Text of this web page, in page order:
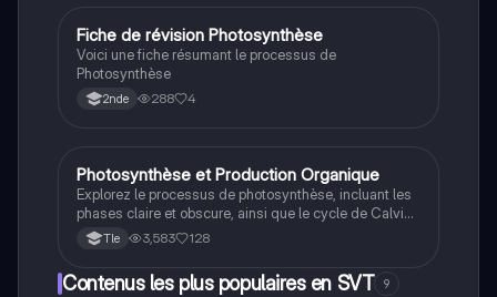
SVT
Fiche de révision Photosynthèse
Voici une fiche résumant le processus de
Photosynthèse
2nde 288 4
SVT
Photosynthèse et Production Organique
Explorez le processus de photosynthèse, incluant les
phases claire et obscure, ainsi que le cycle de Calvin.
Cette fiche de spécialité SVT pour les terminales
aborde la production de matière organique par les
d'autres espèces. Idéal pour réviser les concepts clés
Tle 3,583 128
Contenus les plus populaires en SVT 9